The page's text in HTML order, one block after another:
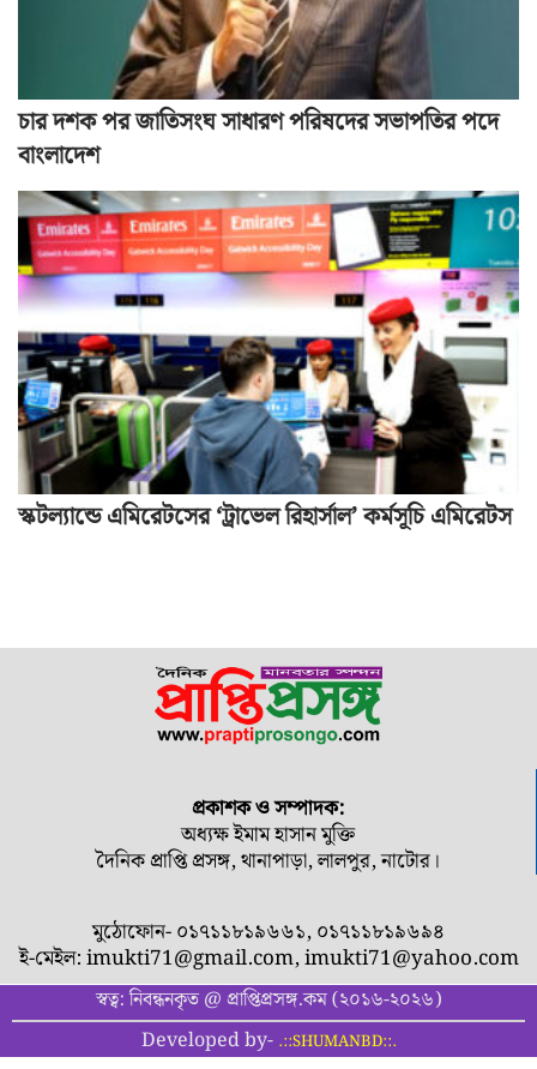
চার দশক পর জাতিসংঘ সাধারণ পরিষদের সভাপতির পদে
বাংলাদেশ
স্কটল্যান্ডে এমিরেটসের ‘ট্রাভেল রিহার্সাল’ কর্মসূচি এমিরেটস
প্রকাশক ও সম্পাদক:
অধ্যক্ষ ইমাম হাসান মুক্তি
দৈনিক প্রাপ্তি প্রসঙ্গ, থানাপাড়া, লালপুর, নাটোর।
মুঠোফোন- ০১৭১১৮১৯৬৬১, ০১৭১১৮১৯৬৯৪
ই-মেইল:imukti71@gmail.com,imukti71@yahoo.com
স্বত্ব: নিবন্ধনকৃত @ প্রাপ্তিপ্রসঙ্গ.কম (২০১৬-২০২৬)
Developed by- .::SHUMANBD::.